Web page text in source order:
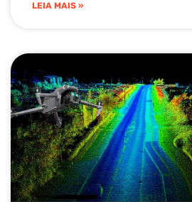
LEIA MAIS »